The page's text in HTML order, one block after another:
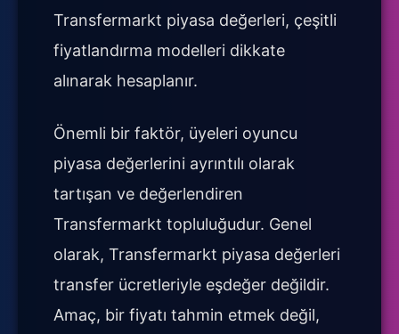
Transfermarkt piyasa değerleri, çeşitli
fiyatlandırma modelleri dikkate
alınarak hesaplanır.
Önemli bir faktör, üyeleri oyuncu
piyasa değerlerini ayrıntılı olarak
tartışan ve değerlendiren
Transfermarkt topluluğudur. Genel
olarak, Transfermarkt piyasa değerleri
transfer ücretleriyle eşdeğer değildir.
Amaç, bir fiyatı tahmin etmek değil,